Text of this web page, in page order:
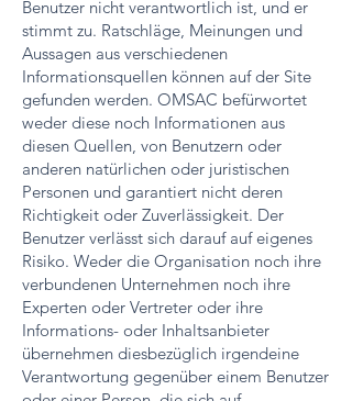
Benutzer nicht verantwortlich ist, und er
stimmt zu. Ratschläge, Meinungen und
Aussagen aus verschiedenen
Informationsquellen können auf der Site
gefunden werden. OMSAC befürwortet
weder diese noch Informationen aus
diesen Quellen, von Benutzern oder
anderen natürlichen oder juristischen
Personen und garantiert nicht deren
Richtigkeit oder Zuverlässigkeit. Der
Benutzer verlässt sich darauf auf eigenes
Risiko. Weder die Organisation noch ihre
verbundenen Unternehmen noch ihre
Experten oder Vertreter oder ihre
Informations- oder Inhaltsanbieter
übernehmen diesbezüglich irgendeine
Verantwortung gegenüber einem Benutzer